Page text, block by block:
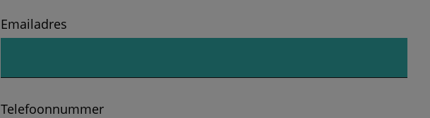
Emailadres
Telefoonnummer